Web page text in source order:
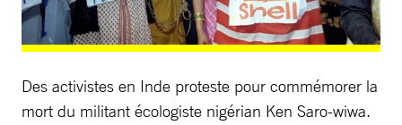
Des activistes en Inde proteste pour commémorer la
mort du militant écologiste nigérian Ken Saro-wiwa.